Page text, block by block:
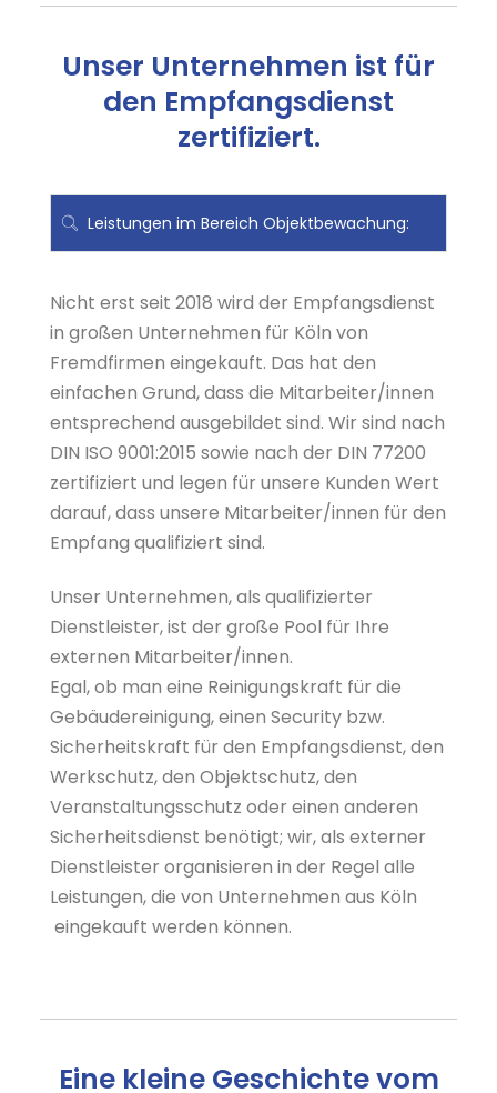
Unser Unternehmen ist für
den Empfangsdienst
zertifiziert.
Leistungen im Bereich Objektbewachung:
Nicht erst seit 2018 wird der Empfangsdienst
in großen Unternehmen für Köln von
Fremdfirmen eingekauft. Das hat den
einfachen Grund, dass die Mitarbeiter/innen
entsprechend ausgebildet sind. Wir sind nach
DIN ISO 9001:2015 sowie nach der DIN 77200
zertifiziert und legen für unsere Kunden Wert
darauf, dass unsere Mitarbeiter/innen für den
Empfang qualifiziert sind.
Unser Unternehmen, als qualifizierter
Dienstleister, ist der große Pool für Ihre
externen Mitarbeiter/innen.
Egal, ob man eine Reinigungskraft für die
Gebäudereinigung, einen Security bzw.
Sicherheitskraft für den Empfangsdienst, den
Werkschutz, den Objektschutz, den
Veranstaltungsschutz oder einen anderen
Sicherheitsdienst benötigt; wir, als externer
Dienstleister organisieren in der Regel alle
Leistungen, die von Unternehmen aus Köln
eingekauft werden können.
Eine kleine Geschichte vom